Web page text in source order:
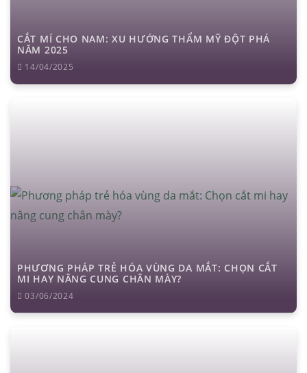
CẮT MÍ CHO NAM: XU HƯỚNG THẨM MỸ ĐỘT PHÁ
NĂM 2025
14/04/2025
PHƯƠNG PHÁP TRẺ HÓA VÙNG DA MẮT: CHỌN CẮT
MI HAY NÂNG CUNG CHÂN MÀY?
03/06/2024